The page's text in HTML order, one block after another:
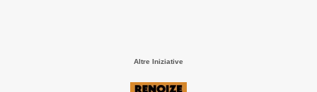
Altre Iniziative